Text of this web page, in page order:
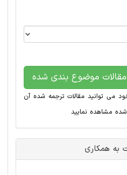
موضوع بندی شده
می توانید مقالات ترجمه شده آن
مشاهده نمایید
به همکاری